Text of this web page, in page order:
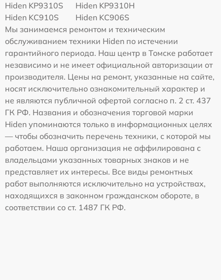
Hiden KP9310S
Hiden KP9310H
Hiden KC910S
Hiden KC906S
Мы занимаемся ремонтом и техническим
обслуживанием техники Hiden по истечении
гарантийного периода. Наш центр в Томске работает
независимо и не имеет официальной авторизации от
производителя. Цены на ремонт, указанные на сайте,
носят исключительно ознакомительный характер и
не являются публичной офертой согласно п. 2 ст. 437
ГК РФ. Названия и обозначения торговой марки
Hiden упоминаются только в информационных целях
— чтобы обозначить перечень техники, с которой мы
работаем. Наша организация не аффилирована с
владельцами указанных товарных знаков и не
представляет их интересы. Все виды ремонтных
работ выполняются исключительно на устройствах,
находящихся в законном гражданском обороте, в
соответствии со ст. 1487 ГК РФ.